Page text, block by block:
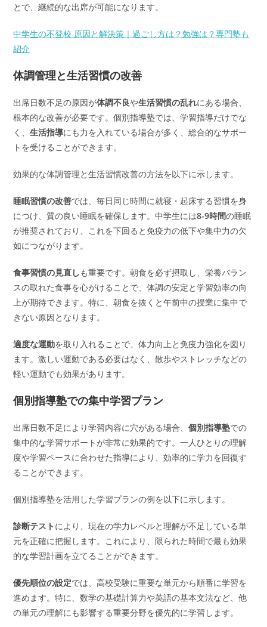
とで、継続的な出席が可能になります。
中学生の不登校 原因と解決策｜過ごし方は？勉強は？専門塾も
紹介
体調管理と生活習慣の改善
出席日数不足の原因が体調不良や生活習慣の乱れにある場合、
根本的な改善が必要です。個別指導塾では、学習指導だけでな
く、生活指導にも力を入れている場合が多く、総合的なサポー
トを受けることができます。
効果的な体調管理と生活習慣改善の方法を以下に示します。
睡眠習慣の改善では、毎日同じ時間に就寝・起床する習慣を身
につけ、質の良い睡眠を確保します。中学生には8-9時間の睡眠
が推奨されており、これを下回ると免疫力の低下や集中力の欠
如につながります。
食事習慣の見直しも重要です。朝食を必ず摂取し、栄養バラン
スの取れた食事を心がけることで、体調の安定と学習効率の向
上が期待できます。特に、朝食を抜くと午前中の授業に集中で
きない原因となります。
適度な運動を取り入れることで、体力向上と免疫力強化を図り
ます。激しい運動である必要はなく、散歩やストレッチなどの
軽い運動でも効果があります。
個別指導塾での集中学習プラン
出席日数不足により学習内容に穴がある場合、個別指導塾での
集中的な学習サポートが非常に効果的です。一人ひとりの理解
度や学習ペースに合わせた指導により、効率的に学力を回復す
ることができます。
個別指導塾を活用した学習プランの例を以下に示します。
診断テスト により、現在の学力レベルと理解が不足している単
元を正確に把握します。これにより、限られた時間で最も効果
的な学習計画を立てることができます。
優先順位の設定では、高校受験に重要な単元から順番に学習を
進めます。特に、数学の基礎計算力や英語の基本文法など、他
の単元の理解にも影響する重要分野を優先的に学習します。